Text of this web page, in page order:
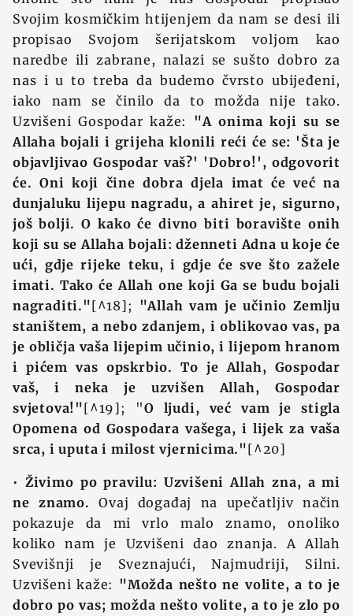
Svojim kosmičkim htijenjem da nam se desi ili
propisao Svojom šerijatskom voljom kao
naredbe ili zabrane, nalazi se sušto dobro za
nas i u to treba da budemo čvrsto ubijeđeni,
iako nam se činilo da to možda nije tako.
Uzvišeni Gospodar kaže: "A onima koji su se
Allaha bojali i grijeha klonili reći će se: 'Šta je
objavljivao Gospodar vaš?' 'Dobro!', odgovorit
će. Oni koji čine dobra djela imat će već na
dunjaluku lijepu nagradu, a ahiret je, sigurno,
još bolji. O kako će divno biti boravište onih
koji su se Allaha bojali: dženneti Adna u koje će
ući, gdje rijeke teku, i gdje će sve što zažele
imati. Tako će Allah one koji Ga se budu bojali
nagraditi."[^18]; "Allah vam je učinio Zemlju
staništem, a nebo zdanjem, i oblikovao vas, pa
je obličja vaša lijepim učinio, i lijepom hranom
i pićem vas opskrbio. To je Allah, Gospodar
vaš, i neka je uzvišen Allah, Gospodar
svjetova!"[^19]; "O ljudi, već vam je stigla
Opomena od Gospodara vašega, i lijek za vaša
srca, i uputa i milost vjernicima."[^20]
• Živimo po pravilu: Uzvišeni Allah zna, a mi
ne znamo. Ovaj događaj na upečatljiv način
pokazuje da mi vrlo malo znamo, onoliko
koliko nam je Uzvišeni dao znanja. A Allah
Svevišnji je Sveznajući, Najmudriji, Silni.
Uzvišeni kaže: "Možda nešto ne volite, a to je
dobro po vas; možda nešto volite, a to je zlo po